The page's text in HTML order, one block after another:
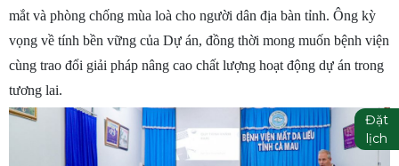
mắt và phòng chống mùa loà cho người dân địa bàn tỉnh. Ông kỳ
vọng về tính bền vững của Dự án, đồng thời mong muốn bệnh viện
cùng trao đổi giải pháp nâng cao chất lượng hoạt động dự án trong
tương lai.
Đặt
lịch